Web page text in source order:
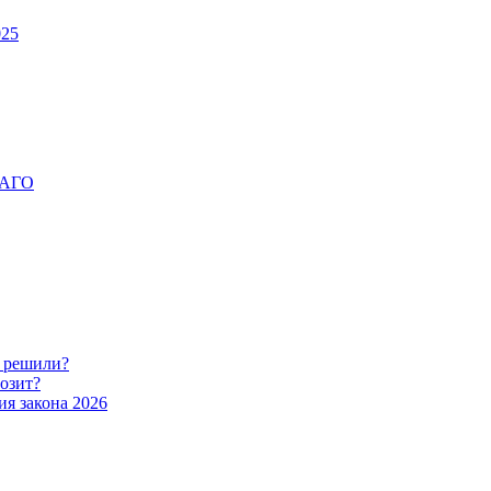
решили?
закона 2026